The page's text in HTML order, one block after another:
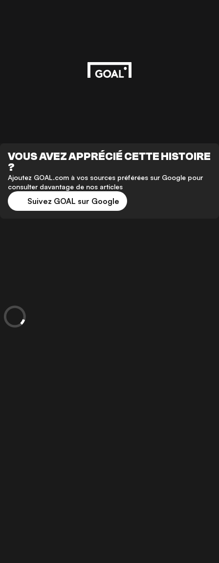
VOUS AVEZ APPRÉCIÉ CETTE HISTOIRE
?
Ajoutez GOAL.com à vos sources préférées sur Google pour
consulter davantage de nos articles
Suivez GOAL sur Google